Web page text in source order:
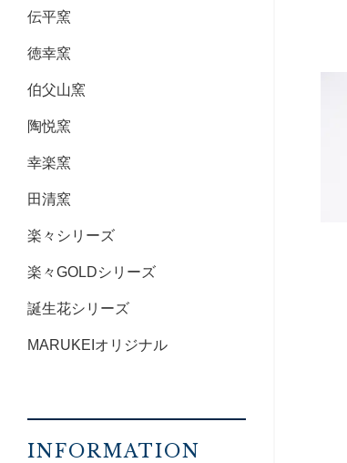
伝平窯
徳幸窯
伯父山窯
陶悦窯
幸楽窯
田清窯
楽々シリーズ
楽々GOLDシリーズ
誕生花シリーズ
MARUKEIオリジナル
INFORMATION